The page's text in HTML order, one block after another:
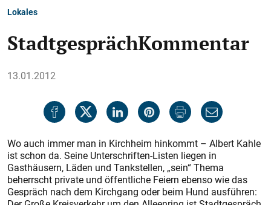
Lokales
StadtgesprächKommentar
13.01.2012
Wo auch immer man in Kirchheim hinkommt – Albert Kahle
ist schon da. Seine Unterschriften-Listen liegen in
Gasthäusern, Läden und Tankstellen, „sein“ Thema
beherrscht private und öffentliche Feiern ebenso wie das
Gespräch nach dem Kirchgang oder beim Hund ausführen: